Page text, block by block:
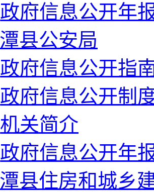
政府信息公开年
县公安局
政府信息公开指
政府信息公开制
机关简介
政府信息公开年
县住房和城乡